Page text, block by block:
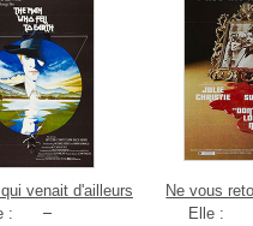
venait d'ailleurs
:
Ne vous
Elle :